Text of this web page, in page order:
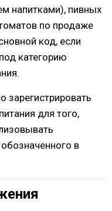
напитками), пивных
по продаже
код, если
категорию
зарегистрировать
для того,
в